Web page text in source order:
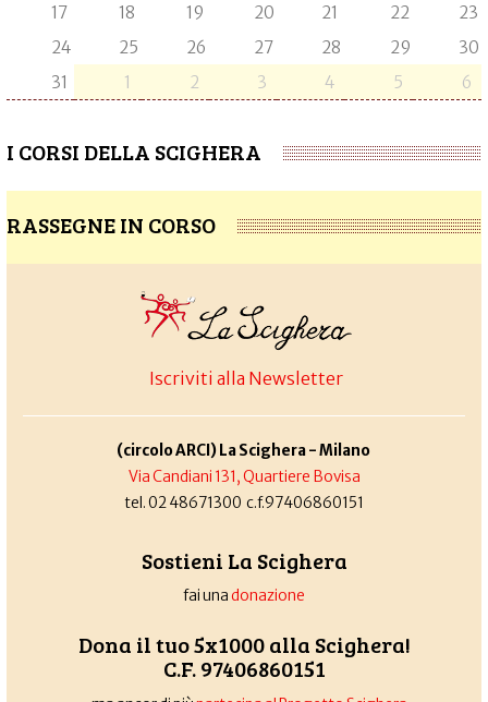
17
18 19 20 21 22
23
24
25 26 27 28 29
30
31
1 2 3 4 5 6
I CORSI DELLA SCIGHERA
RASSEGNE IN CORSO
Iscriviti alla Newsletter
(circolo ARCI) La Scighera - Milano
Via Candiani 131, Quartiere Bovisa
tel. 02 48671300 c.f.97406860151
Sostieni La Scighera
fai unadonazione
Dona il tuo 5x1000 alla Scighera!
C.F. 97406860151